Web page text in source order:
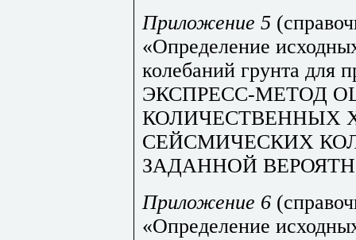
Приложение 5
«Определение
колебаний грунта для
ЭКСПРЕСС-МЕТОД
КОЛИЧЕСТВЕННЫХ
СЕЙСМИЧЕСКИХ
ЗАДАННОЙ
Приложение 6
«Определение